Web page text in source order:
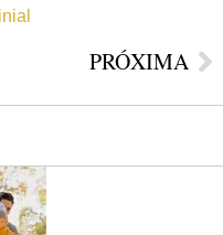
PRÓXIMA